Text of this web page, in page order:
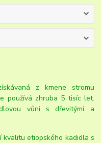
z kmene stromu
používá zhruba 5 tisíc let.
vůni s dřevitými a
kvalitu etiopského kadidla s